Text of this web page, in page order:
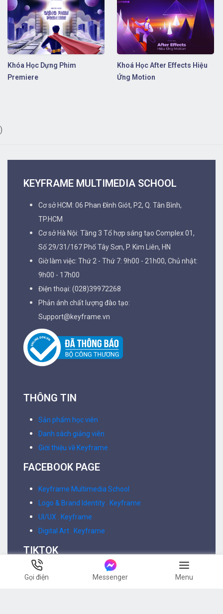
Khóa Học Dựng Phim
Premiere
Khoá Học After Effects Hiệu
Ứng Motion
)
KEYFRAME MULTIMEDIA SCHOOL
Cơ sở HCM: 06 Phan Đình Giót, P2, Q. Tân Bình,
TP.HCM
Cơ sở Hà Nội: Tầng 3 Tổ hợp sáng tạo Complex 01,
Số 29/31/167 Phố Tây Sơn, P. Kim Liên, HN
Giờ làm việc: Thứ 2 - Thứ 7: 9h00 - 21h00, Chủ nhật:
9h00 - 17h00
Điện thoại: (028)39972268
Phản ánh chất lượng đào tạo:
Support@keyframe.vn
THÔNG TIN
Sản phẩm học viên
Danh sách giảng viên
Giới thiệu về Keyframe
FACEBOOK PAGE
Keyframe Multimedia School
Logo & Brand Identity . Keyframe
UI/UX . Keyframe
Digital Art . Keyframe
TIKTOK
Kiến thức & Tin tức thiết kế
Gọi điện Messenger Menu